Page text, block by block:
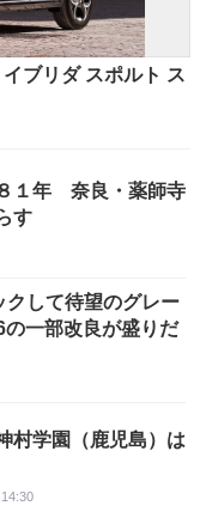
ブリダ スポルト ス
１年 奈良・薬師寺
す
して待望のグレー
一部改良が盛りだ
村学園（鹿児島）は